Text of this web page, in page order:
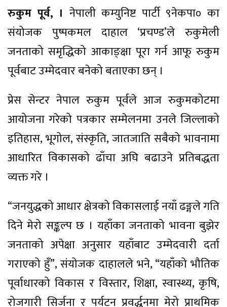
रुकुम पूर्व, । नेपाली कम्युनिष्ट पार्टी ९नेकपा० का
संयोजक पुष्पकमल दाहाल ‘प्रचण्ड’ले रुकुमेली
जनताको समृद्धिको आकाङ्क्षा पूरा गर्न आफू रुकुम
पूर्वबाट उम्मेदवार बनेको बताएका छन् ।
प्रेस सेन्टर नेपाल रुकुम पूर्वले आज रुकुमकोटमा
आयोजना गरेको पत्रकार सम्मेलनमा उनले जिल्लाको
इतिहास, भूगोल, संस्कृति, जातजाति सबैको भावनामा
आधारित विकासको ढाँचा अघि बढाउने प्रतिबद्धता
व्यक्त गरे ।
“जनयुद्धको आधार क्षेत्रको विकासलाई नयाँ ढङ्गले गति
दिने मेरो सङ्कल्प छ । यहाँका जनताको भावना बुझेर
जनताको अपेक्षा अनुसार यहाँबाट उम्मेदवारी दर्ता
गराएको हुँ”, संयोजक दाहालले भने, “यहाँको भौतिक
पूर्वाधारको विकास र विस्तार, शिक्षा, स्वास्थ्य, कृषि,
रोजगारी सिर्जना र पर्यटन प्रवर्द्धनमा मेरो प्राथमिक